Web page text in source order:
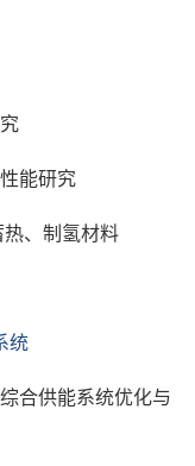
能研究
热、制氢材料
统
合供能系统优化与